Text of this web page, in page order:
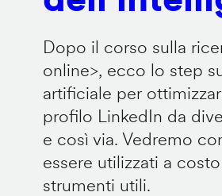
Dopo il corso sulla
online>, ecco lo step
artificiale per
profilo LinkedIn da
e così via. Vedremo
essere utilizzati a
strumenti utili.